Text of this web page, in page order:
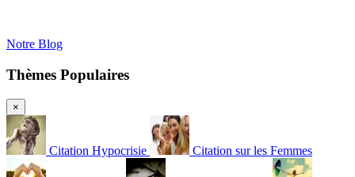
Notre Blog
Thèmes Populaires
×
Citation Hypocrisie Citation sur les Femmes